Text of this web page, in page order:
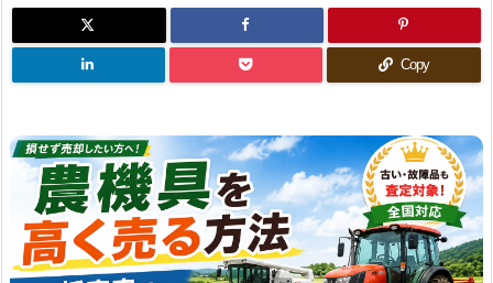
Copy